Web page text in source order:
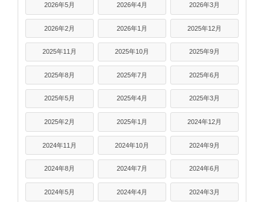
2026年5月 2026年4月 2026年3月
2026年2月 2026年1月 2025年12月
2025年11月 2025年10月 2025年9月
2025年8月 2025年7月 2025年6月
2025年5月 2025年4月 2025年3月
2025年2月 2025年1月 2024年12月
2024年11月 2024年10月 2024年9月
2024年8月 2024年7月 2024年6月
2024年5月 2024年4月 2024年3月